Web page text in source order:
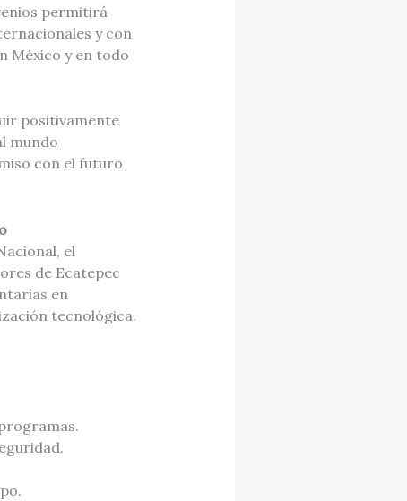
permitirá
y con
México y en todo
positivamente
mundo
con el futuro
el
de Ecatepec
en
tecnológica.